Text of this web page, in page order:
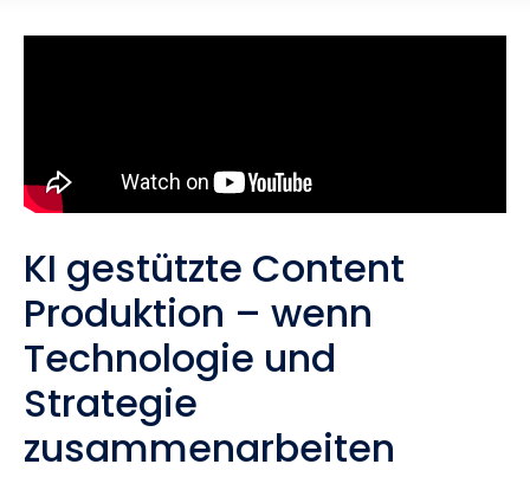
KI gestützte Content
Produktion – wenn
Technologie und
Strategie
zusammenarbeiten